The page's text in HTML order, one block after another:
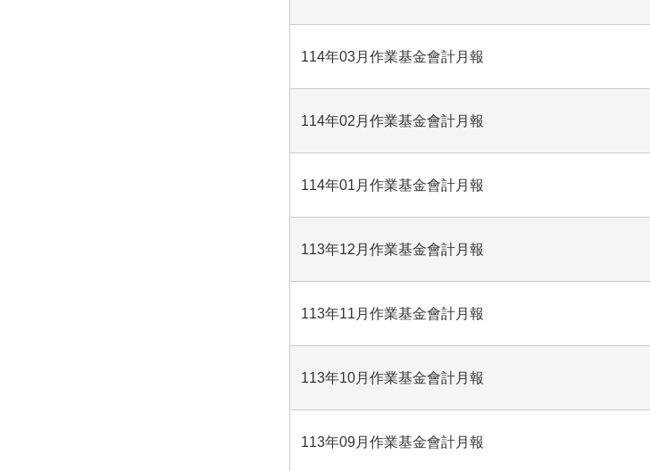
114年03月作業基金會計月報
114年02月作業基金會計月報
114年01月作業基金會計月報
113年12月作業基金會計月報
113年11月作業基金會計月報
113年10月作業基金會計月報
113年09月作業基金會計月報